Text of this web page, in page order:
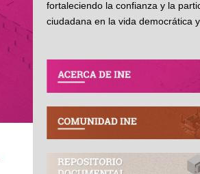
fortaleciendo la confianza y la
ciudadana en la vida democrática